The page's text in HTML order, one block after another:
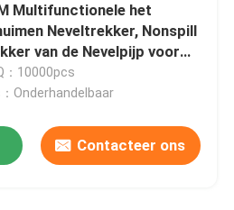
Multifunctionele het
Neveltrekker, Nonspill
van de Nevelpijp voor
：10000pcs
Onderhandelbaar
Contacteer ons
Multi de Pompspuitbus van de Functie Blauwe Trekker Multifunctioneel voor Autowasserette